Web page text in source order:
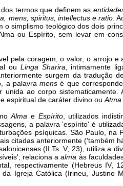
termos que definem as
mens, spiritus, intellectus e ratio.
simplismo teológico dos dois
ou Espírito, sem levar em
pela coragem, o valor, o arrojo
ou Linga Sharira , intimamente
surgem da tradução
a palavramens é que
ao corpo sistematicamente.
espiritual de caráter divino ou Atma
Alma e Espírito, utilizados
a palavra 'espírito' é
psíquicas. São Paulo, na
citadas anteriormente ('também
(II Ts. V, 23), utiliza a
relaciona aalma às
respectivamente (Hebreus IV,
Igreja Católica (Irineu, Justino